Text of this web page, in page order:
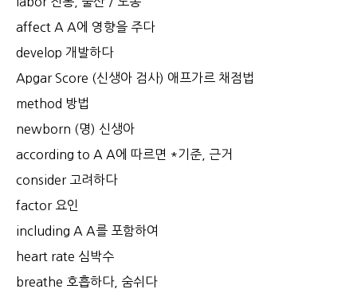
affect A A에 영향을 주다
develop 개발하다
Apgar Score (신생아 검사) 애프가르 채점법
method 방법
newborn (명) 신생아
according to A A에 따르면 *기준, 근거
consider 고려하다
factor 요인
including A A를 포함하여
heart rate 심박수
breathe 호흡하다, 숨쉬다